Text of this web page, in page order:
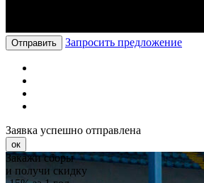
Отправить Запросить предложение
Заявка успешно отправлена
ок
Закажи сборы
и получи скидку